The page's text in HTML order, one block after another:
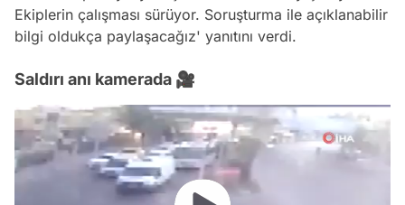
Ekiplerin çalışması sürüyor. Soruşturma ile açıklanabilir
bilgi oldukça paylaşacağız' yanıtını verdi.
Saldırı anı kamerada 🎥